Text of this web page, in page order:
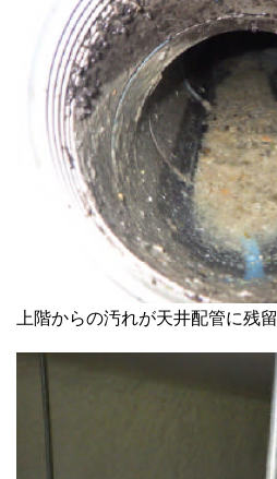
上階からの汚れが天井配管に残留